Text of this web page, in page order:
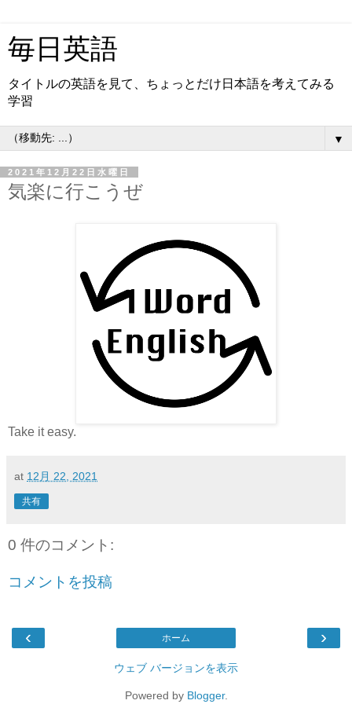
毎日英語
タイトルの英語を見て、ちょっとだけ日本語を考えてみる
学習
▼
2021年12月22日水曜日
気楽に行こうぜ
Take it easy.
at 12月 22, 2021
共有
0 件のコメント:
コメントを投稿
‹ ›
ホーム
ウェブ バージョンを表示
Powered by Blogger.